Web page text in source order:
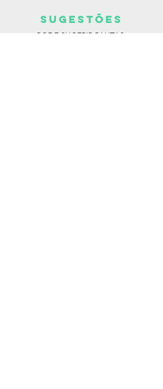
SUGESTões
PODE SUGERIR PAUTAS,